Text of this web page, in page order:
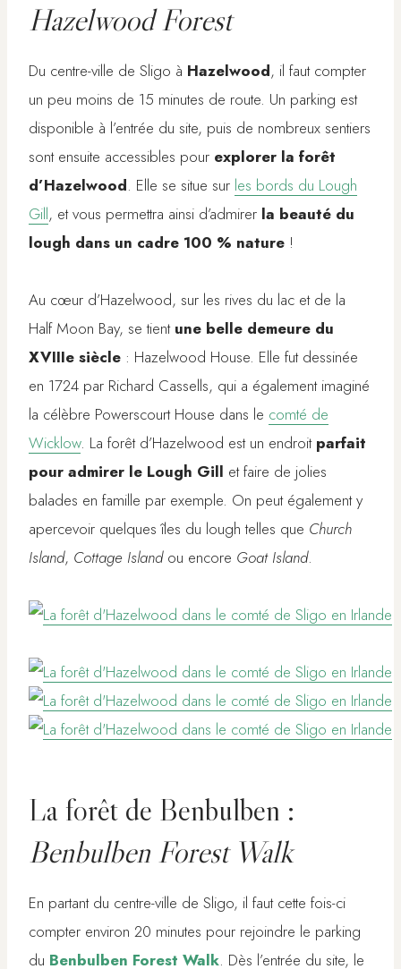
Hazelwood Forest
Du centre-ville de Sligo à Hazelwood, il faut compter
un peu moins de 15 minutes de route. Un parking est
disponible à l’entrée du site, puis de nombreux sentiers
sont ensuite accessibles pour explorer la forêt
d’Hazelwood. Elle se situe sur les bords du Lough
Gill, et vous permettra ainsi d’admirer la beauté du
lough dans un cadre 100 % nature !
Au cœur d’Hazelwood, sur les rives du lac et de la
Half Moon Bay, se tient une belle demeure du
XVIIIe siècle : Hazelwood House. Elle fut dessinée
en 1724 par Richard Cassells, qui a également imaginé
la célèbre Powerscourt House dans le comté de
Wicklow. La forêt d’Hazelwood est un endroit parfait
pour admirer le Lough Gill et faire de jolies
balades en famille par exemple. On peut également y
apercevoir quelques îles du lough telles que Church
Island, Cottage Islandou encore Goat Island.
La forêt de Benbulben :
Benbulben Forest Walk
En partant du centre-ville de Sligo, il faut cette fois-ci
compter environ 20 minutes pour rejoindre le parking
du Benbulben Forest Walk. Dès l’entrée du site, le